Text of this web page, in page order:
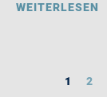
WEITERLESEN
1 2